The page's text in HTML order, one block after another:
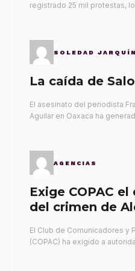
registrado 25 mil protestas,
SOLEDAD
La caída de
El asesinato del periodista
Aguilar en Oaxaca ha
AGENCIAS
Exige COPAC
del crimen de
El Club de Comunicadores y
(COPAC) ha exigido a